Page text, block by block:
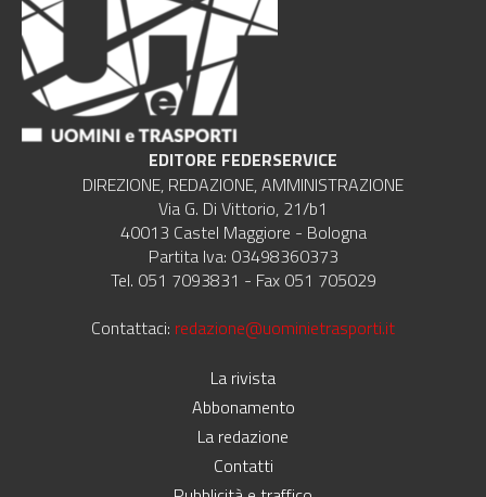
EDITORE FEDERSERVICE
DIREZIONE, REDAZIONE, AMMINISTRAZIONE
Via G. Di Vittorio, 21/b1
40013 Castel Maggiore - Bologna
Partita Iva: 03498360373
Tel. 051 7093831 - Fax 051 705029
Contattaci: redazione@uominietrasporti.it
La rivista
Abbonamento
La redazione
Contatti